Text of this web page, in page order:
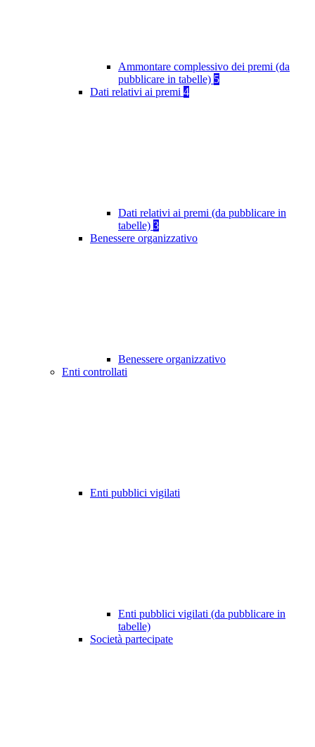
Ammontare complessivo dei premi (da
pubblicare in tabelle) 5
Dati relativi ai premi 4
Dati relativi ai premi (da pubblicare in
tabelle) 3
Benessere organizzativo
Benessere organizzativo
Enti controllati
Enti pubblici vigilati
Enti pubblici vigilati (da pubblicare in
tabelle)
Società partecipate